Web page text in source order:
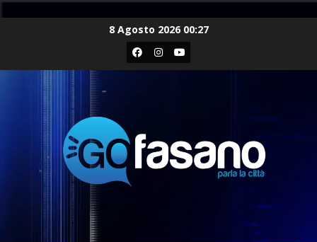
8 Agosto 2026 00:27
Facebook
Instagram
Youtube